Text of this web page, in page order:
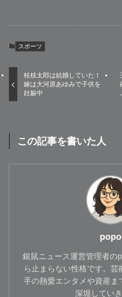
スポーツ
桂枝太郎は結婚していた！
嫁は大河原あゆみで子供を
妊娠中
この記事を書いた人
popo
銀鼠ニュース運営管理者の
ら止まらない性格です。芸
手の熱愛エンタメや資産ま
深堀してい